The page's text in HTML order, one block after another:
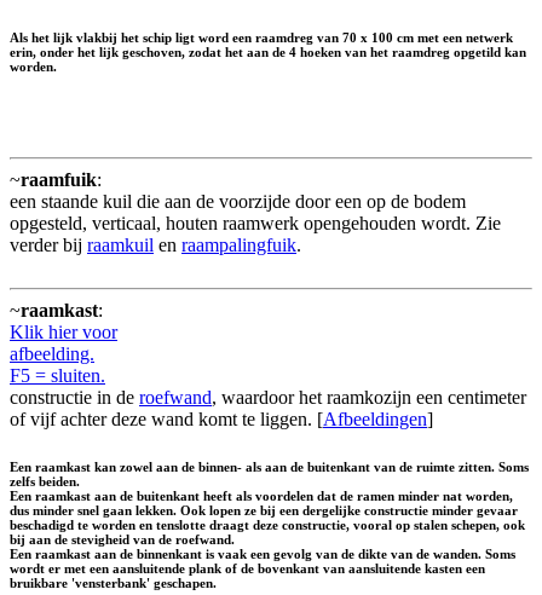
Als het lijk vlakbij het schip ligt word een raamdreg van 70 x 100 cm met een netwerk
erin, onder het lijk geschoven, zodat het aan de 4 hoeken van het raamdreg opgetild kan
worden.
~raamfuik:
een staande kuil die aan de voorzijde door een op de bodem
opgesteld, verticaal, houten raamwerk opengehouden wordt. Zie
verder bij raamkuil en raampalingfuik.
~raamkast:
Klik hier voor
afbeelding.
F5 = sluiten.
constructie in de roefwand, waardoor het raamkozijn een centimeter
of vijf achter deze wand komt te liggen. [Afbeeldingen]
Een raamkast kan zowel aan de binnen- als aan de buitenkant van de ruimte zitten. Soms
zelfs beiden.
Een raamkast aan de buitenkant heeft als voordelen dat de ramen minder nat worden,
dus minder snel gaan lekken. Ook lopen ze bij een dergelijke constructie minder gevaar
beschadigd te worden en tenslotte draagt deze constructie, vooral op stalen schepen, ook
bij aan de stevigheid van de roefwand.
Een raamkast aan de binnenkant is vaak een gevolg van de dikte van de wanden. Soms
wordt er met een aansluitende plank of de bovenkant van aansluitende kasten een
bruikbare 'vensterbank' geschapen.